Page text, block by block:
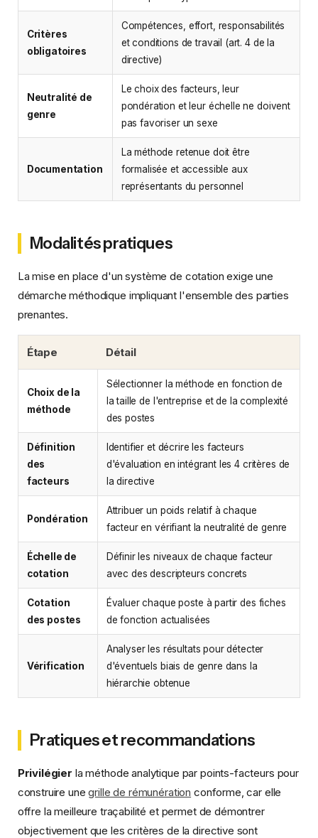
Critères
obligatoires
Compétences, effort, responsabilités
et conditions de travail (art. 4 de la
directive)
Neutralité de
genre
Le choix des facteurs, leur
pondération et leur échelle ne doivent
pas favoriser un sexe
Documentation
La méthode retenue doit être
formalisée et accessible aux
représentants du personnel
Modalités pratiques
La mise en place d'un système de cotation exige une
démarche méthodique impliquant l'ensemble des parties
prenantes.
Étape Détail
Choix de la
méthode
Sélectionner la méthode en fonction de
la taille de l'entreprise et de la complexité
des postes
Définition
des
facteurs
Identifier et décrire les facteurs
d'évaluation en intégrant les 4 critères de
la directive
Pondération
Attribuer un poids relatif à chaque
facteur en vérifiant la neutralité de genre
Échelle de
cotation
Définir les niveaux de chaque facteur
avec des descripteurs concrets
Cotation
des postes
Évaluer chaque poste à partir des fiches
de fonction actualisées
Vérification
Analyser les résultats pour détecter
d'éventuels biais de genre dans la
hiérarchie obtenue
Pratiques et recommandations
Privilégier la méthode analytique par points-facteurs pour
construire unegrille de rémunération conforme, car elle
offre la meilleure traçabilité et permet de démontrer
objectivement que les critères de la directive sont